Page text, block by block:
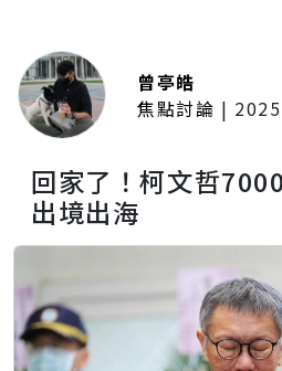
曾亭皓
焦點討論 |
回家了！柯文哲
出境出海